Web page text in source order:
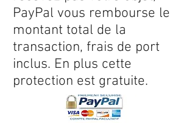
PayPal vous rembourse le
montant total de la
transaction, frais de port
inclus. En plus cette
protection est gratuite.